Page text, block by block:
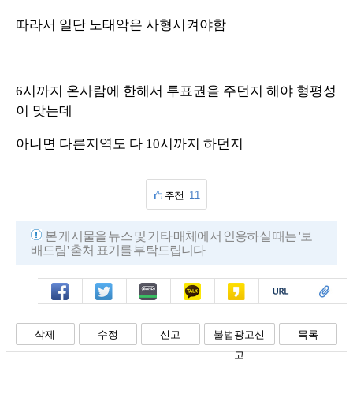
따라서 일단 노태악은 사형시켜야함
6시까지 온사람에 한해서 투표권을 주던지 해야 형평성
이 맞는데
아니면 다른지역도 다 10시까지 하던지
추천 11
본 게시물을 뉴스 및 기타 매체에서 인용하실 때는 '보
배드림' 출처 표기를 부탁드립니다
페북 트윗 밴드 카톡 카스 복사 스크랩
삭제 수정 신고
불법광고신
고
목록